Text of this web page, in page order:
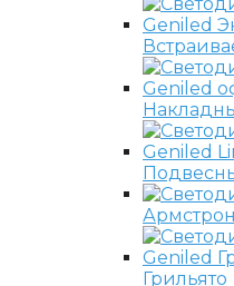
Грильято